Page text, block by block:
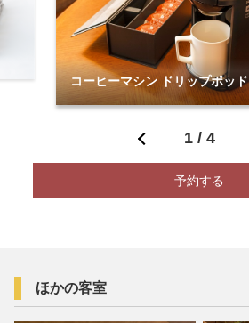
コーヒーマシン ドリップポッド
1/ 4
予約する
ほかの客室